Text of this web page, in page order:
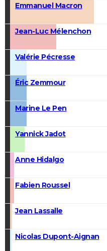
Emmanuel Macron
Jean-Luc Mélenchon
Valérie Pécresse
Éric Zemmour
Marine Le Pen
Yannick Jadot
Anne Hidalgo
Fabien Roussel
Jean Lassalle
Nicolas Dupont-Aignan